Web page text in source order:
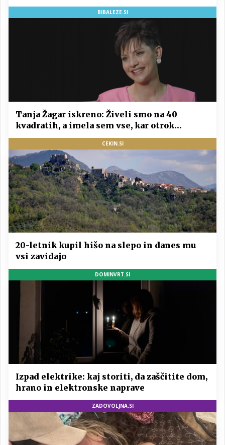
BIBALEZE.SI
Tanja Žagar iskreno: Živeli smo na 40
kvadratih, a imela sem vse, kar otrok
potrebuje
CEKIN.SI
20-letnik kupil hišo na slepo in danes mu
vsi zavidajo
DOMINVRT.SI
Izpad elektrike: kaj storiti, da zaščitite dom,
hrano in elektronske naprave
ZADOVOLJNA.SI